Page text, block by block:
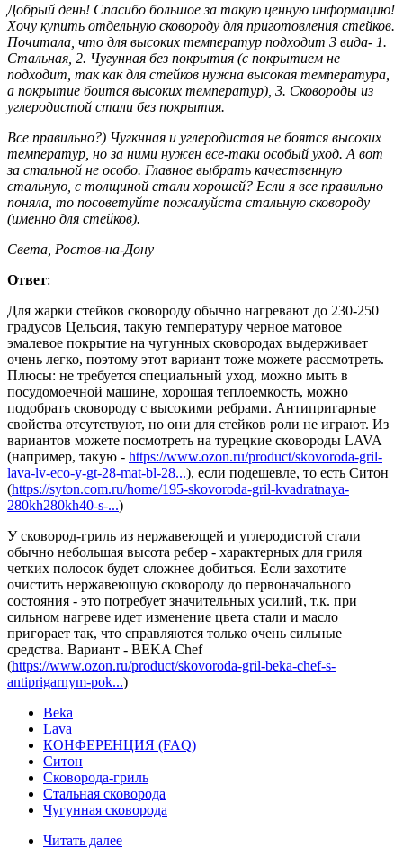
Добрый день! Спасибо большое за такую ценную информацию!
Хочу купить отдельную сковороду для приготовления стейков.
Почитала, что для высоких температур подходит 3 вида- 1.
Стальная, 2. Чугунная без покрытия (с покрытием не
подходит, так как для стейков нужна высокая температура,
а покрытие боится высоких температур), 3. Сковороды из
углеродистой стали без покрытия.
Все правильно?) Чугкнная и углеродистая не боятся высоких
температур, но за ними нужен все-таки особый уход. А вот
за стальной не особо. Главное выбрать качественную
стальную, с толщиной стали хорошей? Если я все правильно
поняла, то посоветуйте пожалуйста стальную сковороду
(именно для стейков).
Света, Ростов-на-Дону
Ответ:
Для жарки стейков сковороду обычно нагревают до 230-250
градусов Цельсия, такую температуру черное матовое
эмалевое покрытие на чугунных сковородах выдерживает
очень легко, поэтому этот вариант тоже можете рассмотреть.
Плюсы: не требуется специальный уход, можно мыть в
посудомоечной машине, хорошая теплоемкость, можно
подобрать сковороду с высокими ребрами. Антипригарные
свойства отсутствуют, но они для стейков роли не играют. Из
вариантов можете посмотреть на турецкие сковороды LAVA
(например, такую - https://www.ozon.ru/product/skovoroda-gril-
lava-lv-eco-y-gt-28-mat-bl-28...), если подешевле, то есть Ситон
(https://syton.com.ru/home/195-skovoroda-gril-kvadratnaya-
280kh280kh40-s-...)
У сковород-гриль из нержавеющей и углеродистой стали
обычно небольшая высота ребер - характерных для гриля
четких полосок будет сложнее добиться. Если захотите
очистить нержавеющую сковороду до первоначального
состояния - это потребует значительных усилий, т.к. при
сильном нагреве идет изменение цвета стали и масло
пригорает так, что справляются только очень сильные
средства. Вариант - BEKA Chef
(https://www.ozon.ru/product/skovoroda-gril-beka-chef-s-
antiprigarnym-pok...)
Beka
Lava
КОНФЕРЕНЦИЯ (FAQ)
Ситон
Сковорода-гриль
Стальная сковорода
Чугунная сковорода
Читать далее